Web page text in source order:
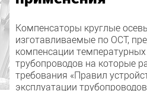
Компенсаторы круглые
изготавливаемые по ОСТ,
компенсации
трубопроводов на которые
требования «Правил
эксплуатации